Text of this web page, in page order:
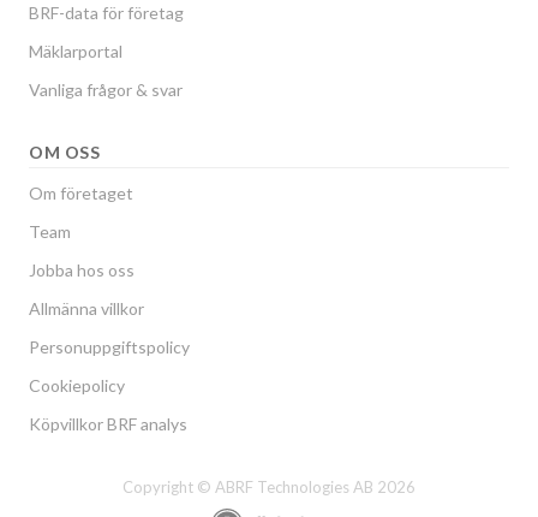
BRF-data för företag
Mäklarportal
Vanliga frågor & svar
OM OSS
Om företaget
Team
Jobba hos oss
Allmänna villkor
Personuppgiftspolicy
Cookiepolicy
Köpvillkor BRF analys
Copyright © ABRF Technologies AB 2026